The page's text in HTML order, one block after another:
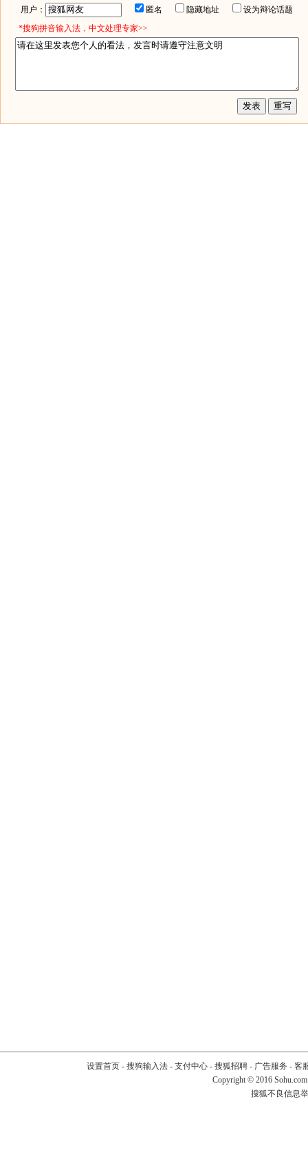
用户： 匿名 隐藏地址
设为辩论话题
*搜狗拼音输入法，中文处理专家>>
设置首页- 搜狗输入法- 支付中心- 搜狐招聘- 广告服务 - 客
Copyright © 2016
搜狐不良信息